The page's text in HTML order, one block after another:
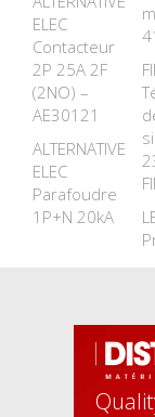
ELEC
Contacteur
2P 25A 2F
(2NO) –
AE30121
ALTERNATIVE
ELEC
Parafoudre
1P+N 20kA